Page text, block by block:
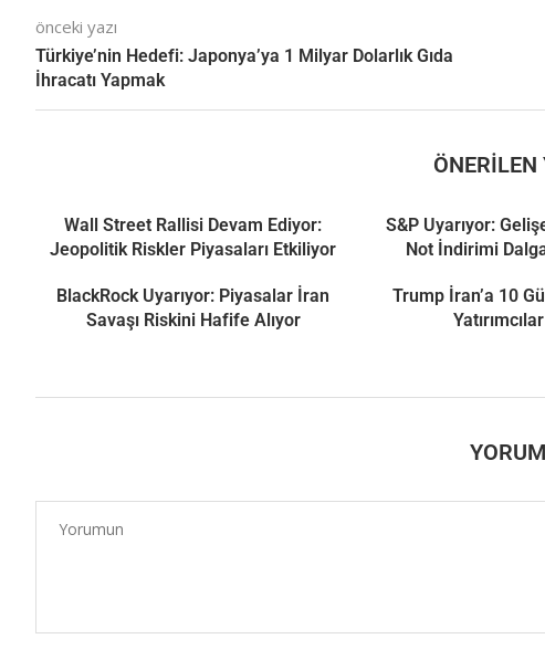
önceki yazı
Türkiye’nin Hedefi: Japonya’ya 1 Milyar Dolarlık Gıda
İhracatı Yapmak
ÖNERILEN
Wall Street Rallisi Devam Ediyor:
Jeopolitik Riskler Piyasaları Etkiliyor
S&P Uyarıyor:
Not İndirimi
BlackRock Uyarıyor: Piyasalar İran
Savaşı Riskini Hafife Alıyor
Trump İran’a 10